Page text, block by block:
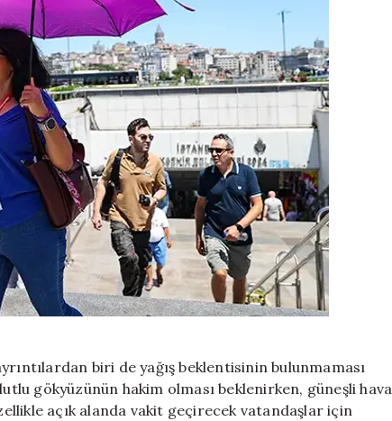
biri de yağış beklentisinin bulunmaması
gökyüzünün hakim olması beklenirken, güneşli hava
açık alanda vakit geçirecek vatandaşlar için